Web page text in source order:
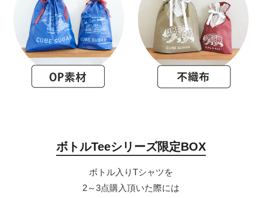
ボトルTeeシリーズ限定BOX
ボトル入りTシャツを
2～3点購入頂いた際には